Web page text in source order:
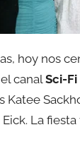
hoy nos
canalSci-Fi
Katee
La